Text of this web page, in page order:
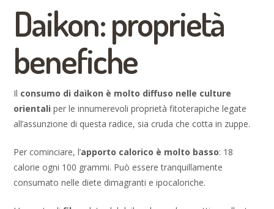
Daikon: proprietà
benefiche
Il consumo di daikon è molto diffuso nelle culture
orientali per le innumerevoli proprietà fitoterapiche legate
all’assunzione di questa radice, sia cruda che cotta in zuppe.
Per cominciare, l’apporto calorico è molto basso: 18
calorie ogni 100 grammi. Può essere tranquillamente
consumato nelle diete dimagranti e ipocaloriche.